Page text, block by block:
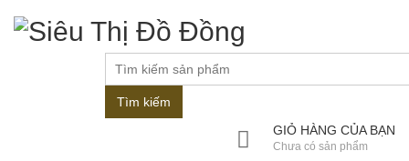
Tìm kiếm
GIỎ HÀNG CỦA BẠN
Chưa có sản phẩm